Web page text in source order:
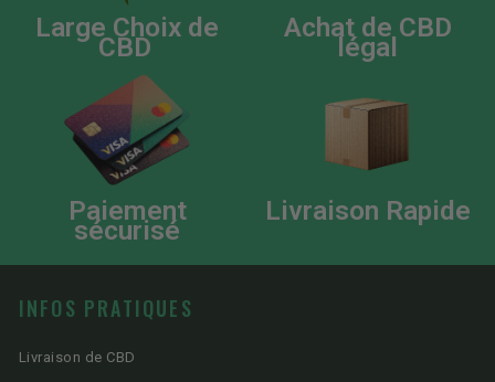
Large Choix de
CBD
Achat de CBD
légal
Paiement
sécurisé
Livraison Rapide
INFOS PRATIQUES
Livraison de CBD